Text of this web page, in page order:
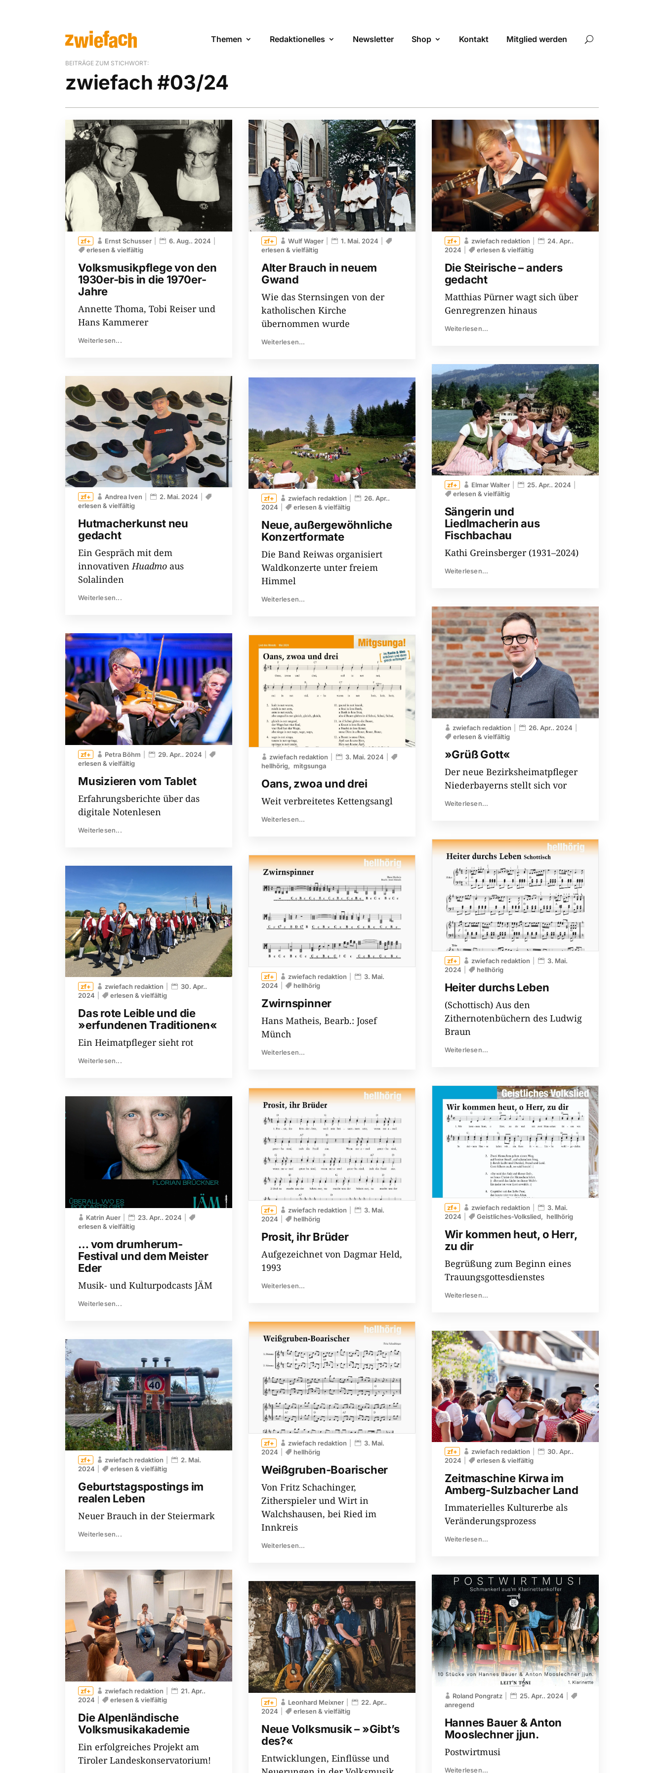
Themen Redaktionelles Newsletter Shop Kontakt Mitglied werden
BEITRÄGE ZUM STICHWORT:
zwiefach #03/24
Volksmusikpflege von den
1930er-bis in die 1970er-​
Jahre
Ernst Schusser
6. Aug.. 2024
erlesen & vielfältig
Annette Thoma, Tobi Reiser und
Hans Kammerer
Weiterlesen...
Hutmacherkunst neu
gedacht
Andrea Iven
2. Mai. 2024
erlesen & vielfältig
Ein Gespräch mit dem
innovativenHuadmo aus
Solalinden
Weiterlesen...
Musizieren vom Tablet
Petra Böhm
29. Apr.. 2024
erlesen & vielfältig
Erfahrungsberichte über das
digitale Notenlesen
Weiterlesen...
Das rote Leible und die
»erfundenen Traditionen«
zwiefach redaktion
30. Apr..
2024
erlesen & vielfältig
Ein Heimatpfleger sieht rot
Weiterlesen...
… vom drumherum-​
Festival und dem Meister
Eder
Katrin Auer
23. Apr.. 2024
erlesen & vielfältig
Musik- und Kulturpodcasts JÄM
Weiterlesen...
Geburtstagspostings im
realen Leben
zwiefach redaktion
2. Mai.
2024
erlesen & vielfältig
Neuer Brauch in der Steiermark
Weiterlesen...
Die Alpenländische
Volksmusikakademie
zwiefach redaktion
21. Apr..
2024
erlesen & vielfältig
Ein erfolgreiches Projekt am
Tiroler Landeskonservatorium!
Alter Brauch in neuem
Gwand
Wulf Wager
1. Mai. 2024
erlesen & vielfältig
Wie das Sternsingen von der
katholischen Kirche
übernommen wurde
Weiterlesen...
Neue, außergewöhnliche
Konzertformate
zwiefach redaktion
26. Apr..
2024
erlesen & vielfältig
Die Band Reiwas organisiert
Waldkonzerte unter freiem
Himmel
Weiterlesen...
Oans, zwoa und drei
zwiefach redaktion
3. Mai. 2024
hellhörig
mitgsunga
Weit verbreitetes Kettengsangl
Weiterlesen...
Zwirnspinner
zwiefach redaktion
3. Mai.
2024
hellhörig
Hans Matheis, Bearb.: Josef
Münch
Weiterlesen...
Prosit, ihr Brüder
zwiefach redaktion
3. Mai.
2024
hellhörig
Aufgezeichnet von Dagmar Held,
1993
Weiterlesen...
Weißgruben-Boarischer
zwiefach redaktion
3. Mai.
2024
hellhörig
Von Fritz Schachinger,
Zitherspieler und Wirt in
Walchshausen, bei Ried im
Innkreis
Weiterlesen...
Neue Volksmusik – »Gibt’s
des?«
Leonhard Meixner
22. Apr..
2024
erlesen & vielfältig
Entwicklungen, Einflüsse und
Die Steirische – anders
gedacht
zwiefach redaktion
24. Apr..
2024
erlesen & vielfältig
Matthias Pürner wagt sich über
Genregrenzen hinaus
Weiterlesen...
Sängerin und
Liedlmacherin aus
Fischbachau
Elmar Walter
25. Apr.. 2024
erlesen & vielfältig
Kathi Greinsberger (1931–2024)
Weiterlesen...
»Grüß Gott«
zwiefach redaktion
26. Apr.. 2024
erlesen & vielfältig
Der neue Bezirksheimatpfleger
Niederbayerns stellt sich vor
Weiterlesen...
Heiter durchs Leben
zwiefach redaktion
3. Mai.
2024
hellhörig
(Schottisch) Aus den
Zithernotenbüchern des Ludwig
Braun
Weiterlesen...
Wir kommen heut, o Herr,
zu dir
zwiefach redaktion
3. Mai.
2024
Geistliches-Volkslied hellhörig
Begrüßung zum Beginn eines
Trauungsgottesdienstes
Weiterlesen...
Zeitmaschine Kirwa im
Amberg-Sulzbacher Land
zwiefach redaktion
30. Apr..
2024
erlesen & vielfältig
Immaterielles Kulturerbe als
Veränderungsprozess
Weiterlesen...
Hannes Bauer & Anton
Mooslechner jjun.
Roland Pongratz
25. Apr.. 2024
anregend
Postwirtmusi
Weiterlesen...